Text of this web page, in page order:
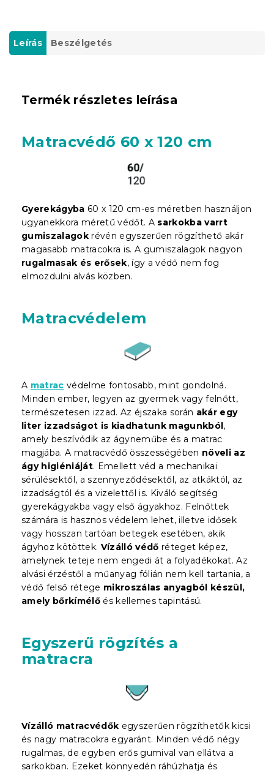
Leírás Beszélgetés
Termék részletes leírása
Matracvédő 60 x 120 cm
Gyerekágyba 60 x 120 cm-es méretben használjon
ugyanekkora méretű védőt. A sarkokba varrt
gumiszalagok révén egyszerűen rögzíthető akár
magasabb matracokra is. A gumiszalagok nagyon
rugalmasak és erősek, így a védő nem fog
elmozdulni alvás közben.
Matracvédelem
A matrac védelme fontosabb, mint gondolná.
Minden ember, legyen az gyermek vagy felnőtt,
természetesen izzad. Az éjszaka során akár egy
liter izzadságot is kiadhatunk magunkból,
amely beszívódik az ágyneműbe és a matrac
magjába. A matracvédő összességében növeli az
ágy higiéniáját. Emellett véd a mechanikai
sérülésektől, a szennyeződésektől, az atkáktól, az
izzadságtól és a vizelettől is. Kiváló segítség
gyerekágyakba vagy első ágyakhoz. Felnőttek
számára is hasznos védelem lehet, illetve idősek
vagy hosszan tartóan betegek esetében, akik
ágyhoz kötöttek. Vízálló védő réteget képez,
amelynek teteje nem engedi át a folyadékokat. Az
alvási érzéstől a műanyag fólián nem kell tartania, a
védő felső rétege mikroszálas anyagból készül,
amely bőrkímélő és kellemes tapintású.
Egyszerű rögzítés a
matracra
Vízálló matracvédők egyszerűen rögzíthetők kicsi
és nagy matracokra egyaránt. Minden védő négy
rugalmas, de egyben erős gumival van ellátva a
sarkokban. Ezeket könnyedén ráhúzhatja és